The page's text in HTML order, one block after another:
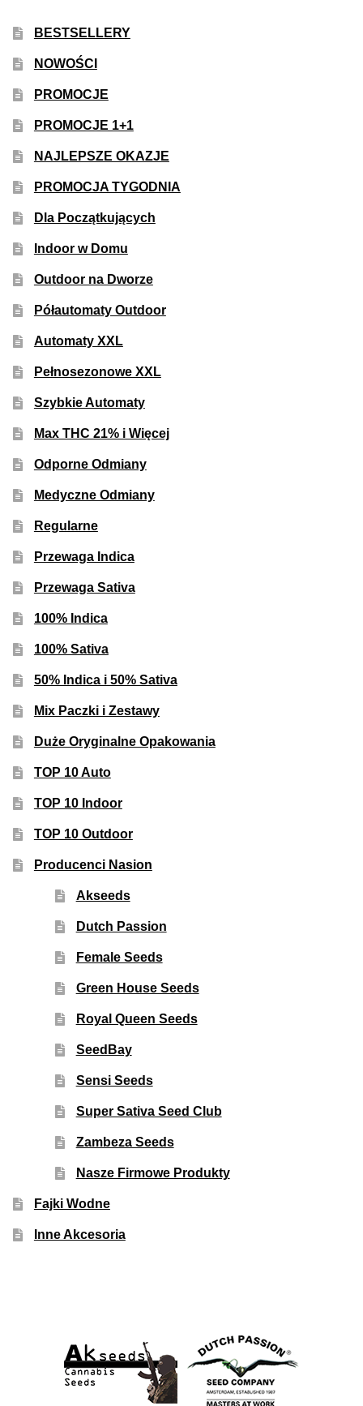
BESTSELLERY
NOWOŚCI
PROMOCJE
PROMOCJE 1+1
NAJLEPSZE OKAZJE
PROMOCJA TYGODNIA
Dla Początkujących
Indoor w Domu
Outdoor na Dworze
Półautomaty Outdoor
Automaty XXL
Pełnosezonowe XXL
Szybkie Automaty
Max THC 21% i Więcej
Odporne Odmiany
Medyczne Odmiany
Regularne
Przewaga Indica
Przewaga Sativa
100% Indica
100% Sativa
50% Indica i 50% Sativa
Mix Paczki i Zestawy
Duże Oryginalne Opakowania
TOP 10 Auto
TOP 10 Indoor
TOP 10 Outdoor
Producenci Nasion
Akseeds
Dutch Passion
Female Seeds
Green House Seeds
Royal Queen Seeds
SeedBay
Sensi Seeds
Super Sativa Seed Club
Zambeza Seeds
Nasze Firmowe Produkty
Fajki Wodne
Inne Akcesoria